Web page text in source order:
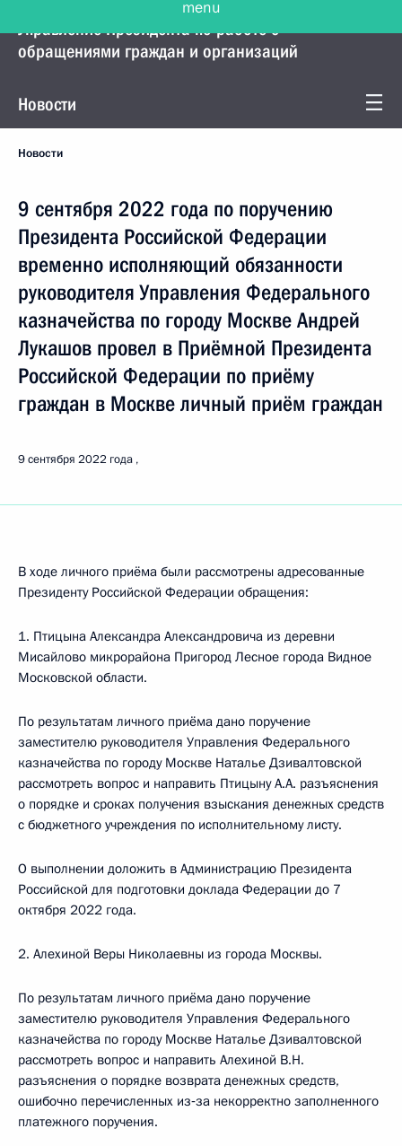
Управление Президента по работе с
обращениями граждан и организаций
Новости
Новости
9 сентября 2022 года по поручению
Президента Российской Федерации
временно исполняющий обязанности
руководителя Управления Федерального
казначейства по городу Москве Андрей
Лукашов провел в Приёмной Президента
Российской Федерации по приёму
граждан в Москве личный приём граждан
9 сентября 2022 года
В ходе личного приёма были рассмотрены адресованные
Президенту Российской Федерации обращения:
1. Птицына Александра Александровича из деревни
Мисайлово микрорайона Пригород Лесное города Видное
Московской области.
По результатам личного приёма дано поручение
заместителю руководителя Управления Федерального
казначейства по городу Москве Наталье Дзивалтовской
рассмотреть вопрос и направить Птицыну А.А. разъяснения
о порядке и сроках получения взыскания денежных средств
с бюджетного учреждения по исполнительному листу.
О выполнении доложить в Администрацию Президента
Российской для подготовки доклада Федерации до 7
октября 2022 года.
2. Алехиной Веры Николаевны из города Москвы.
По результатам личного приёма дано поручение
заместителю руководителя Управления Федерального
казначейства по городу Москве Наталье Дзивалтовской
рассмотреть вопрос и направить Алехиной В.Н.
разъяснения о порядке возврата денежных средств,
ошибочно перечисленных из‑за некорректно заполненного
платежного поручения.